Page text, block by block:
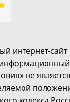
интернет-сайт
не